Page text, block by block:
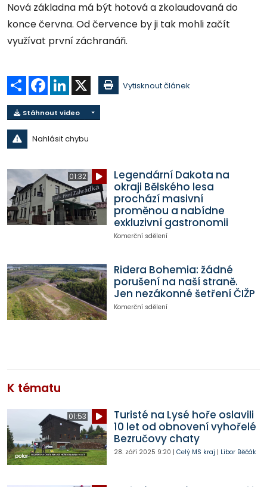
Nová základna má být hotová a zkolaudovaná do
konce června. Od července by ji tak mohli začít
využívat první záchranáři.
Sdílet Facebook
LinkedIn Vytisknout článek
Stáhnout video
Nahlásit chybu
01:32
Legendární Dakota na
okraji Bělského lesa
prochází masivní
proměnou a nabídne
exkluzivní gastronomii
Komerční sdělení
Ridera Bohemia: žádné
porušení na naší straně.
Jen nezákonné šetření ČIŽP
Komerční sdělení
K tématu
01:53
Turisté na Lysé hoře oslavili
10 let od obnovení vyhořelé
Bezručovy chaty
28. září 2025 9:20 | Celý MS kraj | Libor Běčák